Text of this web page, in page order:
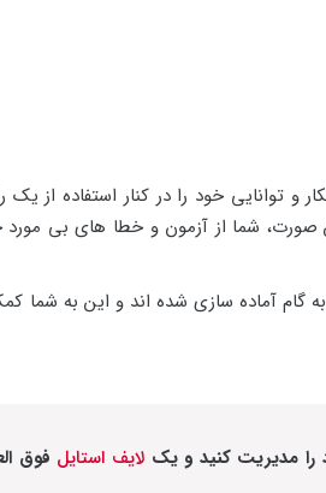
خود را در کنار استفاده از یک
شما از آزمون و خطا های بی مورد
گام آماده سازی شده اند و این به شما
را مدیریت کنید و یکلایف استایل فوق